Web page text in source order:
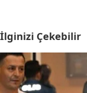
İlginizi Çekebilir